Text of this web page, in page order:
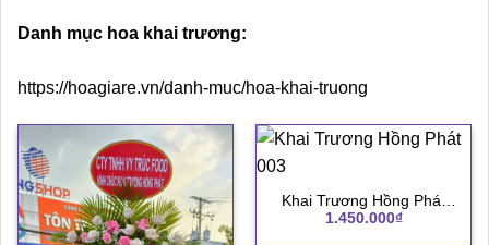
Danh mục hoa khai trương:
https://hoagiare.vn/danh-muc/hoa-khai-truong
Khai Trương Hồng Phát
003
1.450.000₫